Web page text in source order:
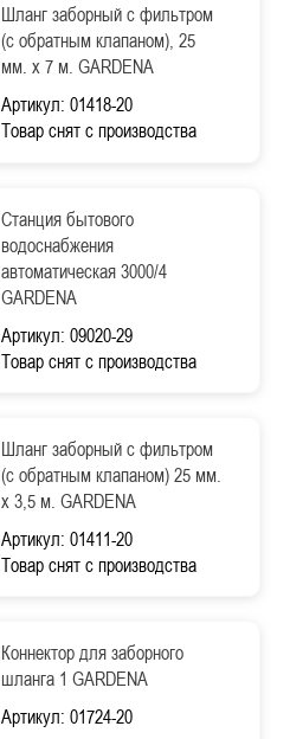
Шланг заборный с фильтром
(с обратным клапаном), 25
мм. х 7 м. GARDENA
Артикул: 01418-20
Товар снят с производства
Станция бытового
водоснабжения
автоматическая 3000/4
GARDENA
Артикул: 09020-29
Товар снят с производства
Шланг заборный с фильтром
(с обратным клапаном) 25 мм.
х 3,5 м. GARDENA
Артикул: 01411-20
Товар снят с производства
Коннектор для заборного
шланга 1 GARDENA
Артикул: 01724-20